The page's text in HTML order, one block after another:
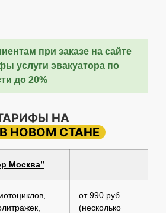
при заказе на сайте
услуги эвакуатора по
до 20%
НА
НОВОМ СТАНЕ
Москва”
от 990 руб.
(несколько